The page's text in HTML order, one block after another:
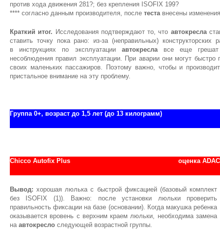
против хода движения 281?; без крепления ISOFIX 199?
**** согласно данным производителя, после теста внесены изменения
Краткий итог. Исследования подтверждают то, что автокресла
ставить точку пока рано: из-за (неправильных) конструкторских
в инструкциях по эксплуатации автокреславсе еще грешат
несоблюдения правил эксплуатации. При аварии они могут быстро
своих маленьких пассажиров. Поэтому важно, чтобы и
пристальное внимание на эту проблему.
Группа 0+, возраст до 1,5 лет (до 13 килограмм)
Chicco Autofix Plus оценка
Вывод: хорошая люлька с быстрой фиксацией (базовый комплект
без ISOFIX (1)). Важно: после установки люльки проверить
правильность фиксации на базе (основании). Когда макушка ребенка
оказывается вровень с верхним краем люльки, необходима замена
на автокресло следующей возрастной группы.